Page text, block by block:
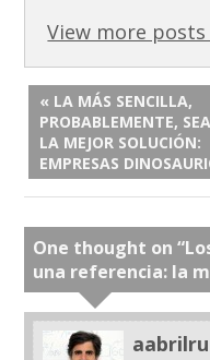
View more
« LA MÁS SENCILLA,
PROBABLEMENTE, SEA
LA MEJOR SOLUCIÓN:
EMPRESAS
One thought on “
una referencia: la
aabrilru